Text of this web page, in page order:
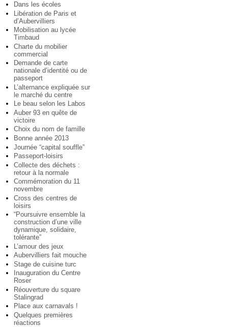
Dans les écoles
Libération de Paris et
d’Aubervilliers
Mobilisation au lycée
Timbaud
Charte du mobilier
commercial
Demande de carte
nationale d’identité ou de
passeport
L’alternance expliquée sur
le marché du centre
Le beau selon les Labos
Auber 93 en quête de
victoire
Choix du nom de famille
Bonne année 2013
Journée “capital souffle”
Passeport-loisirs
Collecte des déchets :
retour à la normale
Commémoration du 11
novembre
Cross des centres de
loisirs
“Poursuivre ensemble la
construction d’une ville
dynamique, solidaire,
tolérante”
L’amour des jeux
Aubervilliers fait mouche
Stage de cuisine turc
Inauguration du Centre
Roser
Réouverture du square
Stalingrad
Place aux carnavals !
Quelques premières
réactions